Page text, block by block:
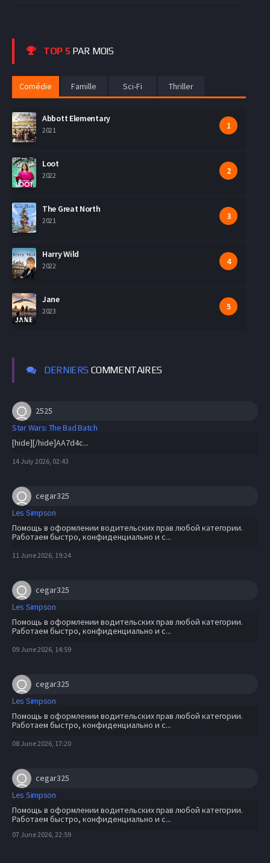
TOP 5 PAR MOIS
Comédie Famille Sci-Fi Thriller
Abbott Elementary
2021
Loot
2022
The Great North
2021
Harry Wild
2022
Jane
2023
DERNIERS COMMENTAIRES
2525
Star Wars: The Bad Batch
[hide][/hide]AA7d4c...
14 July 2026, 02:43
cegar325
Les Simpson
Помощь в оформлении водительских прав любой категории.
Работаем быстро, конфиденциально и с...
11 June 2026, 19:24
cegar325
Les Simpson
Помощь в оформлении водительских прав любой категории.
Работаем быстро, конфиденциально и с...
09 June 2026, 14:59
cegar325
Les Simpson
Помощь в оформлении водительских прав любой категории.
Работаем быстро, конфиденциально и с...
08 June 2026, 17:20
cegar325
Les Simpson
Помощь в оформлении водительских прав любой категории.
Работаем быстро, конфиденциально и с...
07 June 2026, 22:59